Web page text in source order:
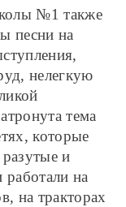
№1 также
песни на
нелегкую
тема
которые
и
работали на
на тракторах